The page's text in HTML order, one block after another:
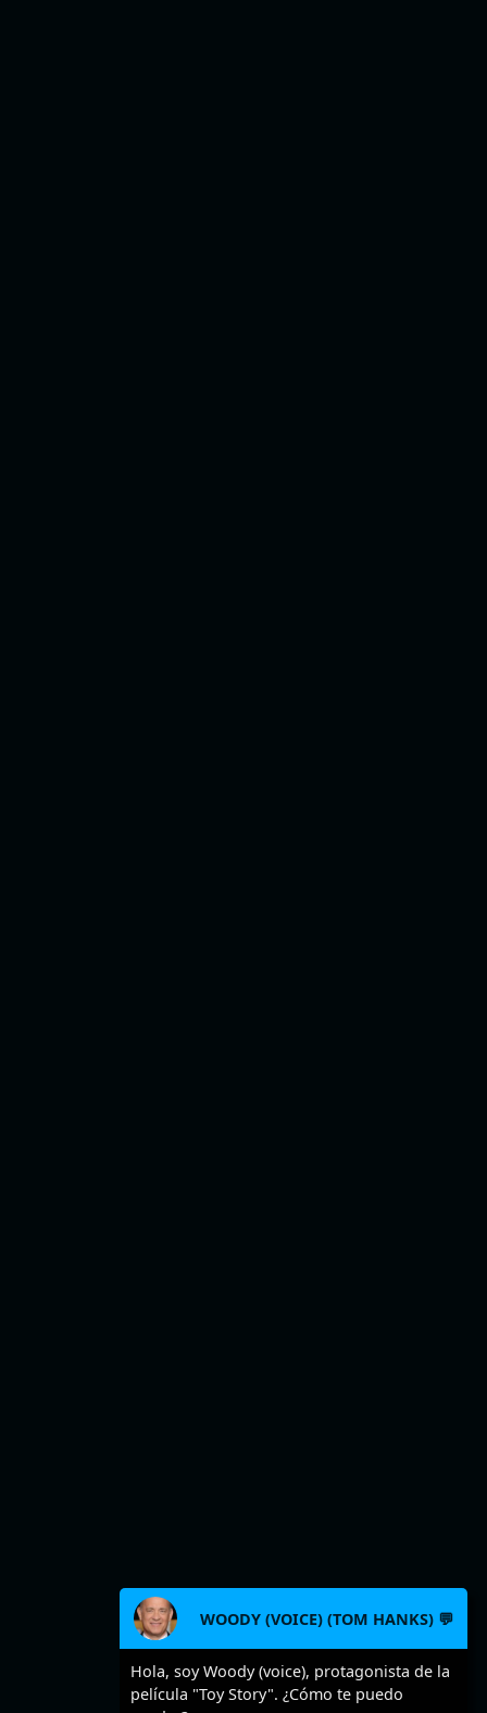
WOODY (VOICE) (TOM HANKS) 💬
Hola, soy Woody (voice), protagonista de la
película "Toy Story". ¿Cómo te puedo